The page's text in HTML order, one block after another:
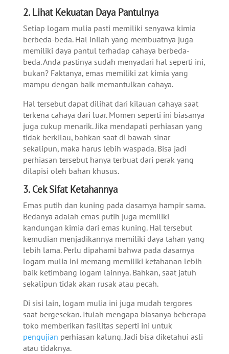
2. Lihat Kekuatan Daya Pantulnya
Setiap logam mulia pasti memiliki senyawa kimia
berbeda-beda. Hal inilah yang membuatnya juga
memiliki daya pantul terhadap cahaya berbeda-
beda. Anda pastinya sudah menyadari hal seperti ini,
bukan? Faktanya, emas memiliki zat kimia yang
mampu dengan baik memantulkan cahaya.
Hal tersebut dapat dilihat dari kilauan cahaya saat
terkena cahaya dari luar. Momen seperti ini biasanya
juga cukup menarik. Jika mendapati perhiasan yang
tidak berkilau, bahkan saat di bawah sinar
sekalipun, maka harus lebih waspada. Bisa jadi
perhiasan tersebut hanya terbuat dari perak yang
dilapisi oleh bahan khusus.
3. Cek Sifat Ketahannya
Emas putih dan kuning pada dasarnya hampir sama.
Bedanya adalah emas putih juga memiliki
kandungan kimia dari emas kuning. Hal tersebut
kemudian menjadikannya memiliki daya tahan yang
lebih lama. Perlu dipahami bahwa pada dasarnya
logam mulia ini memang memiliki ketahanan lebih
baik ketimbang logam lainnya. Bahkan, saat jatuh
sekalipun tidak akan rusak atau pecah.
Di sisi lain, logam mulia ini juga mudah tergores
saat bergesekan. Itulah mengapa biasanya beberapa
toko memberikan fasilitas seperti ini untuk
pengujian perhiasan kalung. Jadi bisa diketahui asli
atau tidaknya.